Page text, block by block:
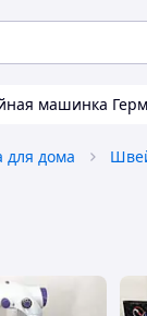
машинка
для дома